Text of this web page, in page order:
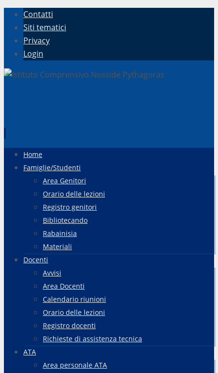
Contatti
Siti tematici
Privacy
Login
contenuto
Home
Famiglie/Studenti
Area Genitori
Orario delle lezioni
Registro genitori
Bibliotecando
Rabainisia
Materiali
Docenti
Avvisi
Area Docenti
Calendario riunioni
Orario delle lezioni
Registro docenti
Richieste di assistenza tecnica
ATA
Area personale ATA